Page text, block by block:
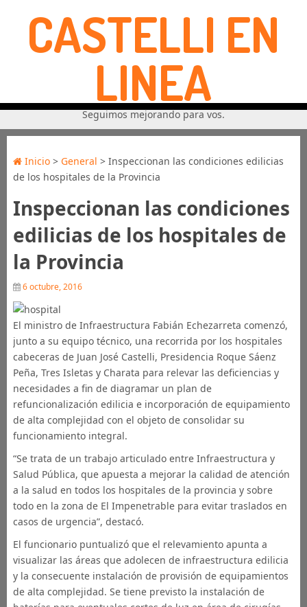
CASTELLI EN
LINEA
Seguimos mejorando para vos.
Inicio> General > Inspeccionan las condiciones edilicias
de los hospitales de la Provincia
Inspeccionan las condiciones
edilicias de los hospitales de
la Provincia
6 octubre, 2016
El ministro de Infraestructura Fabián Echezarreta comenzó,
junto a su equipo técnico, una recorrida por los hospitales
cabeceras de Juan José Castelli, Presidencia Roque Sáenz
Peña, Tres Isletas y Charata para relevar las deficiencias y
necesidades a fin de diagramar un plan de
refuncionalización edilicia e incorporación de equipamiento
de alta complejidad con el objeto de consolidar su
funcionamiento integral.
“Se trata de un trabajo articulado entre Infraestructura y
Salud Pública, que apuesta a mejorar la calidad de atención
a la salud en todos los hospitales de la provincia y sobre
todo en la zona de El Impenetrable para evitar traslados en
casos de urgencia”, destacó.
El funcionario puntualizó que el relevamiento apunta a
visualizar las áreas que adolecen de infraestructura edilicia
y la consecuente instalación de provisión de equipamientos
de alta complejidad. Se tiene previsto la instalación de